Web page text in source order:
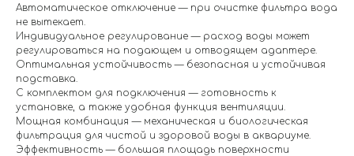
Автоматическое отключение — при очистке фильтра вода
не вытекает.
Индивидуальное регулирование — расход воды может
регулироваться на подающем и отводящем адаптере.
Оптимальная устойчивость — безопасная и устойчивая
подставка.
С комплектом для подключения — готовность к
установке, а также удобная функция вентиляции.
Мощная комбинация — механическая и биологическая
фильтрация для чистой и здоровой воды в аквариуме.
Эффективность — большая площадь поверхности